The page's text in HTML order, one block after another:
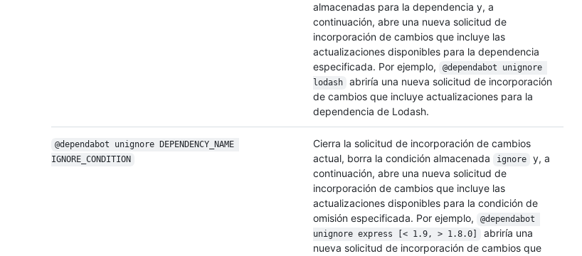
almacenadas para la dependencia y, a
continuación, abre una nueva solicitud de
incorporación de cambios que incluye las
actualizaciones disponibles para la dependencia
especificada. Por ejemplo,
@dependabot unignore
lodash
abriría una nueva solicitud de incorporación
de cambios que incluye actualizaciones para la
dependencia de Lodash.
@dependabot unignore DEPENDENCY_NAME
IGNORE_CONDITION
Cierra la solicitud de incorporación de cambios
actual, borra la condición almacenada
ignore
y, a
continuación, abre una nueva solicitud de
incorporación de cambios que incluye las
actualizaciones disponibles para la condición de
omisión especificada. Por ejemplo,
@dependabot
unignore express [< 1.9, > 1.8.0]
abriría una
nueva solicitud de incorporación de cambios que